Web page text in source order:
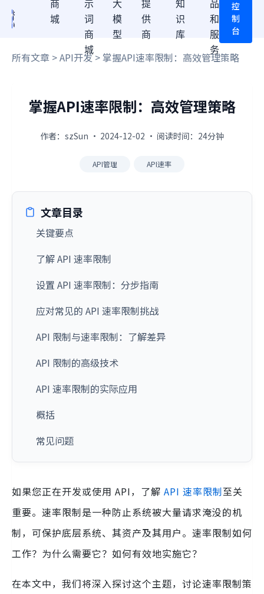
商
城
示
词
商
城
大
模
型
提
供
商
知
识
库
品
和
服
务
控
制
台
所有文章 >API开发> 掌握API速率限制：高效管理策略
掌握API速率限制：高效管理策略
作者：szSun · 2024-12-02 · 阅读时间：24分钟
API管理 API速率
文章目录
关键要点
了解 API 速率限制
设置 API 速率限制：分步指南
应对常见的 API 速率限制挑战
API 限制与速率限制：了解差异
API 限制的高级技术
API 速率限制的实际应用
概括
常见问题
如果您正在开发或使用 API，了解 API 速率限制至关
重要。速率限制是一种防止系统被大量请求淹没的机
制，可保护底层系统、其资产及其用户。速率限制如何
工作？为什么需要它？如何有效地实施它？
在本文中，我们将深入探讨这个主题，讨论速率限制策